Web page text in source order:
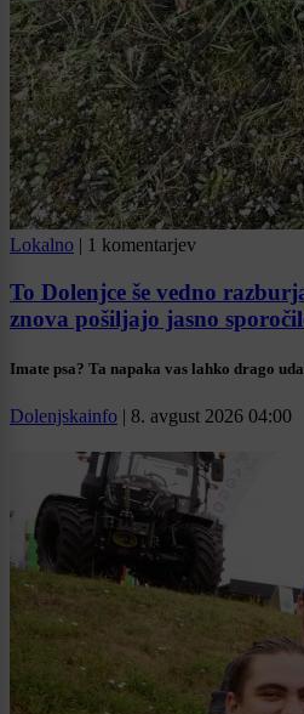
Lokalno | 1 komentarjev
To Dolenjce še vedno
znova pošiljajo jasno
Imate psa? Ta napaka vas lahko drago
Dolenjskainfo | 8. avgust 2026 04:00